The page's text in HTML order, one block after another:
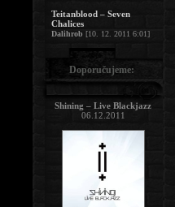
Teitanblood – Seven
Chalices
Dalihrob [10. 12. 2011 6:01]
Doporučujeme:
Shining – Live Blackjazz
06.12.2011